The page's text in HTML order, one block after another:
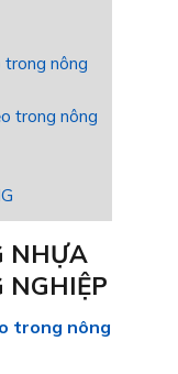
nông
trong nông
NHỰA
NGHIỆP
trong nông